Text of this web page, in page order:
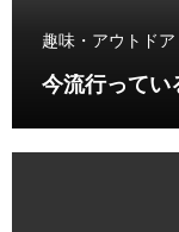
趣味・アウトドア
今流行ってい